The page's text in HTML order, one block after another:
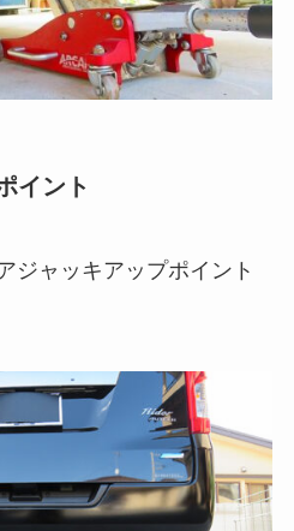
イント
ジャッキアップポイント